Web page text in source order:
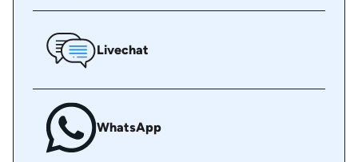
Livechat
WhatsApp